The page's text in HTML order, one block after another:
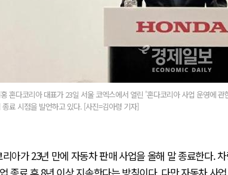
혼다코리아 대표가 23일 서울 코엑스에서 열린 '혼다코리아 사업 운영에
종료 시점을 발언하고 있다. [사진=김아령 기자]
아가 23년 만에 자동차 판매 사업을 올해 말 종료한다.